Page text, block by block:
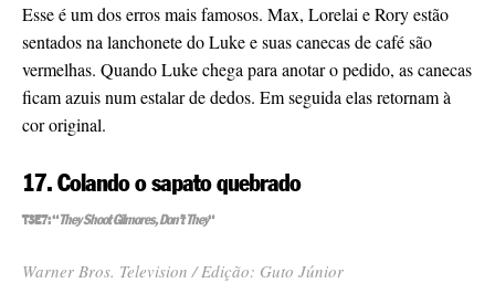
Esse é um dos erros mais famosos. Max, Lorelai e Rory estão
sentados na lanchonete do Luke e suas canecas de café são
vermelhas. Quando Luke chega para anotar o pedido, as canecas
ficam azuis num estalar de dedos. Em seguida elas retornam à
cor original.
17. Colando o sapato quebrado
T3E7: “They Shoot Gilmores, Don’t They“
Warner Bros. Television / Edição: Guto Júnior